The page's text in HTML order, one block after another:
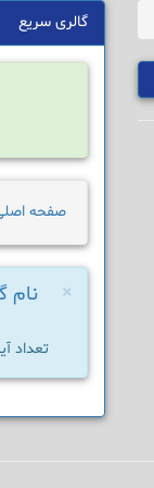
گالری سریع
صفحه
× نام
تعداد